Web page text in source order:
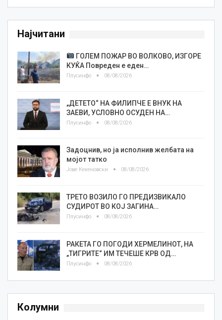
Најчитани
ГОЛЕМ ПОЖАР ВО ВОЛКОВО, ИЗГОРЕ
КУЌА Повреден е еден…
Плусинфо 08/08/2026
„ДЕТЕТО“ НА ФИЛИПЧЕ Е ВНУК НА
ЗАЕВИ, УСЛОВНО ОСУДЕН НА…
Плусинфо 08/08/2026
Задоцнив, но ја исполнив желбата на
мојот татко
Јове Кекеновски 08/08/2026
ТРЕТО ВОЗИЛО ГО ПРЕДИЗВИКАЛО
СУДИРОТ ВО КОЈ ЗАГИНА…
Плусинфо 08/08/2026
РАКЕТА ГО ПОГОДИ ХЕРМЕЛИНОТ, НА
„ТИГРИТЕ“ ИМ ТЕЧЕШЕ КРВ ОД…
Плусинфо 08/08/2026
Колумни